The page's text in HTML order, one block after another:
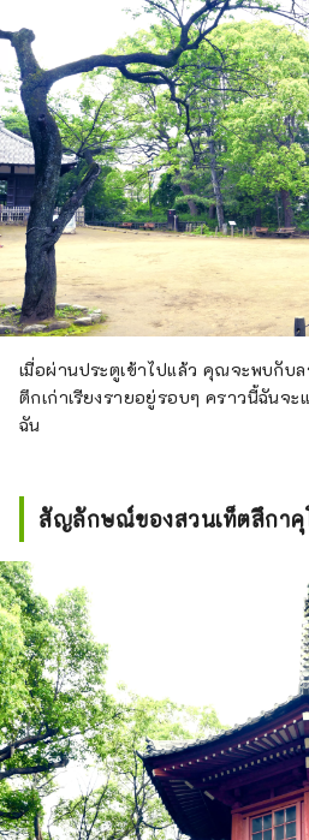
เมื่อผ่านประตูเข้าไปแล้ว คุณจะพบกับ
ตึกเก่าเรียงรายอยู่รอบๆ คราวนี้ฉันจ
ฉัน
สัญลักษณ์ของสวนเท็ตสึกาคุ